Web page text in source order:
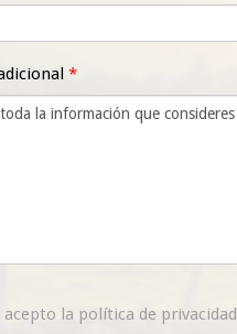
*
acepto la política de privacidad